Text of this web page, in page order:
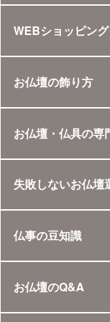
WEBショッピン
お仏壇の飾り方
お仏壇・仏具の専
失敗しないお仏壇
仏事の豆知識
お仏壇のQ&A